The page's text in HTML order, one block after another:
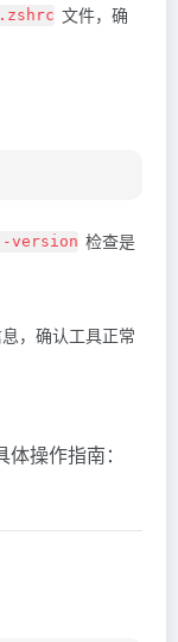
.zshrc 文件，确
version 检查是
，确认工具正常
操作指南：